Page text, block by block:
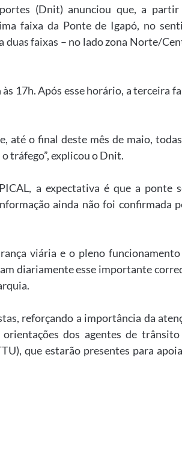
(Dnit) anunciou que, a partir
faixa da Ponte de Igapó, no
duas faixas – no lado zona Norte/
17h. Após esse horário, a terceira
até o final deste mês de maio,
tráfego”, explicou o Dnit.
a expectativa é que a ponte
ainda não foi confirmada
viária e o pleno
diariamente esse importante
reforçando a importância da
dos agentes de trânsito
que estarão presentes para